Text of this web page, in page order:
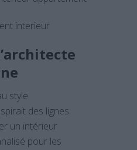
style
des lignes
un intérieur
pour les